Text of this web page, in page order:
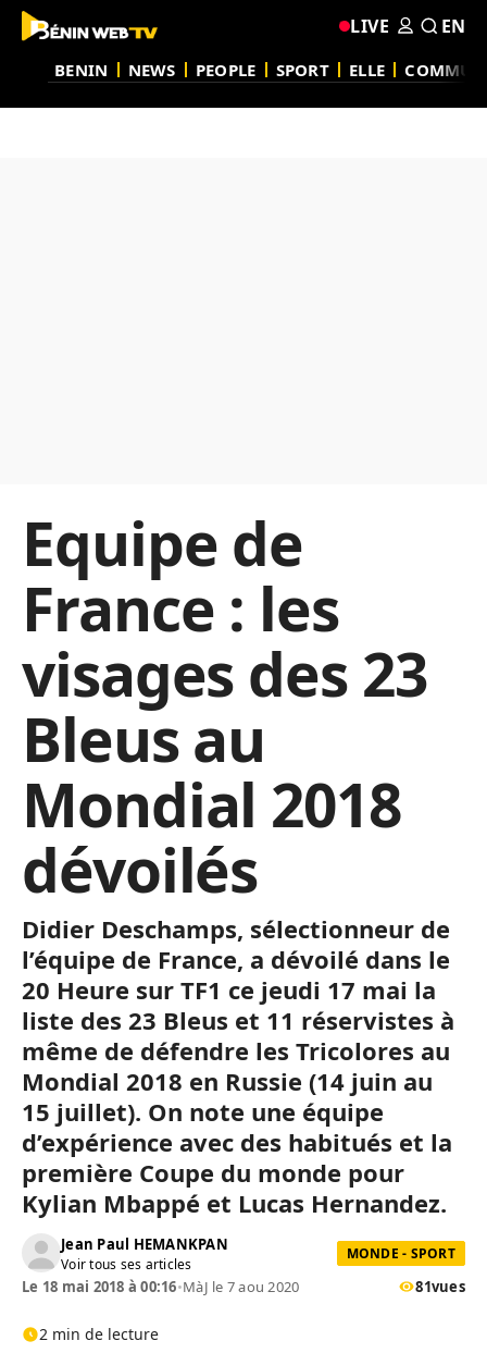
BENIN NEWS PEOPLE SPORT ELLE
LIVE EN
Equipe de
France : les
visages des 23
Bleus au
Mondial 2018
dévoilés
Didier Deschamps, sélectionneur de
l’équipe de France, a dévoilé dans le
20 Heure sur TF1 ce jeudi 17 mai la
liste des 23 Bleus et 11 réservistes à
même de défendre les Tricolores au
Mondial 2018 en Russie (14 juin au
15 juillet). On note une équipe
d’expérience avec des habitués et la
première Coupe du monde pour
Kylian Mbappé et Lucas Hernandez.
Jean Paul HEMANKPAN
Voir tous ses articles
MONDE - SPORT
Le 18 mai 2018 à 00:16•MàJ le 7 aou 2020 81vues
2 min de lecture